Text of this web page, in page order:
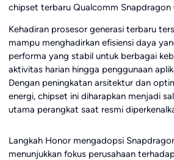
chipset terbaru Qualcomm Snapdragon
Kehadiran prosesor generasi terbaru
mampu menghadirkan efisiensi daya
performa yang stabil untuk berbagai
aktivitas harian hingga penggunaan
Dengan peningkatan arsitektur dan
energi, chipset ini diharapkan menjadi
utama perangkat saat resmi
Langkah Honor mengadopsi
menunjukkan fokus perusahaan